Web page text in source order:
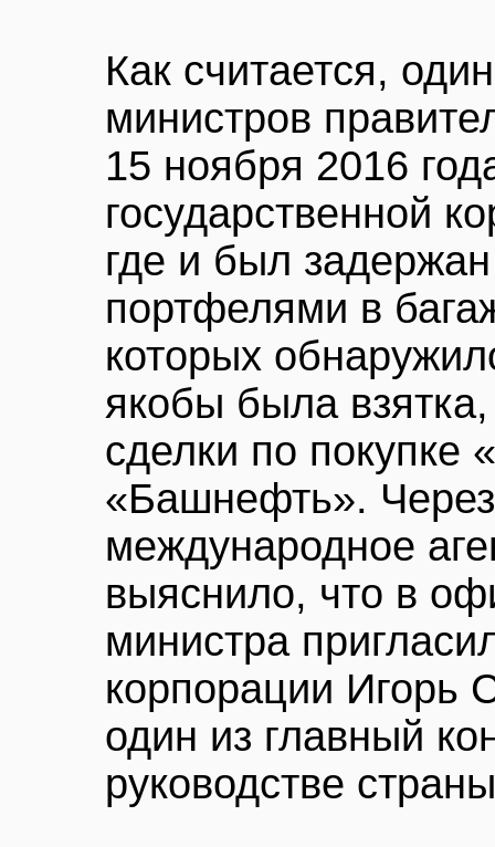
Как считается,
министров
15 ноября 2016
государственной
где и был
портфелями в
которых
якобы была
сделки по покупке
«Башнефть».
международное
выяснило, что в
министра
корпорации Игорь
один из главный
руководстве